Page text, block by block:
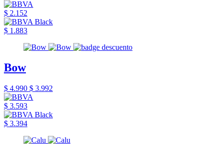
$ 2.152
$ 1.883
Bow
$ 4.990 $ 3.992
$ 3.593
$ 3.394